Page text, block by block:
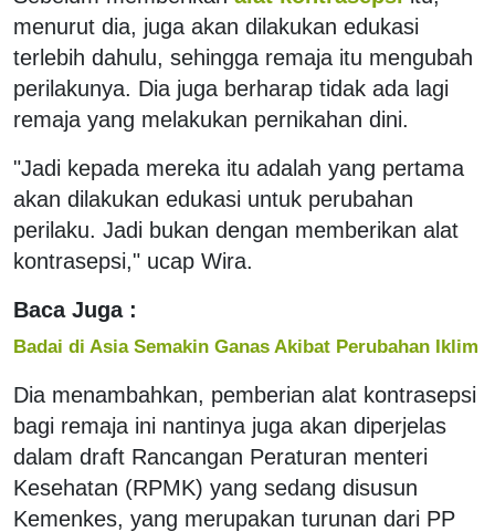
menurut dia, juga akan dilakukan edukasi
terlebih dahulu, sehingga remaja itu mengubah
perilakunya. Dia juga berharap tidak ada lagi
remaja yang melakukan pernikahan dini.
"Jadi kepada mereka itu adalah yang pertama
akan dilakukan edukasi untuk perubahan
perilaku. Jadi bukan dengan memberikan alat
kontrasepsi," ucap Wira.
Baca Juga :
Badai di Asia Semakin Ganas Akibat Perubahan Iklim
Dia menambahkan, pemberian alat kontrasepsi
bagi remaja ini nantinya juga akan diperjelas
dalam draft Rancangan Peraturan menteri
Kesehatan (RPMK) yang sedang disusun
Kemenkes, yang merupakan turunan dari PP